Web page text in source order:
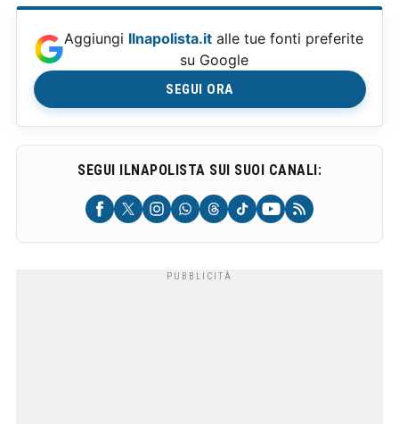
Aggiungi Ilnapolista.it alle tue fonti preferite
su Google
SEGUI ORA
SEGUI ILNAPOLISTA SUI SUOI CANALI: